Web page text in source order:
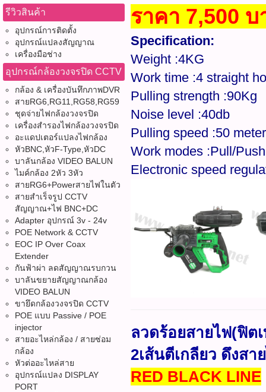
รีวิวสินค้า
อุปกรณ์การติดตั้ง
อุปกรณ์แปลงสัญญาณ
เครื่องมือช่าง
อุปกรณ์กล้องวงจรปิด CCTV
กล้อง & เครื่องบันทึกภาพDVR
สายRG6,RG11,RG58,RG59
ชุดจ่ายไฟกล้องวงจรปิด
เครื่องสำรองไฟกล้องวงจรปิด
อะแดปเตอร์แปลงไฟกล้อง
หัวBNC,หัวF-Type,หัวDC
บาลันกล้อง VIDEO BALUN
ไมค์กล้อง 2หัว 3หัว
สายRG6+Powerสายไฟในตัว
สายสำเร็จรูป CCTV
สัญญาณ+ไฟ BNC+DC
Adapter อุปกรณ์ 3v - 24v
POE Network & CCTV
EOC IP Over Coax
Extender
กันฟ้าผ่า ลดสัญญาณรบกวน
บาลันขยายสัญญาณกล้อง
VIDEO BALUN
ขายึดกล้องวงจรปิด CCTV
POE แบบ Passive / POE
injector
สายอะไหล่กล้อง / สายซ่อม
กล้อง
หัวต่ออะไหล่สาย
อุปกรณ์แปลง DISPLAY
PORT
ราคา 7,500
Specification:
Weight :4KG
Work time :4 straight
Pulling strength :90Kg
Noise level :40db
Pulling speed :50
Work modes :Pull/Push
Electronic speed
ลวดร้อยสายไฟ(ฟิต
2เส้นตีเกลียว ดึงส
RED BLACK LINE